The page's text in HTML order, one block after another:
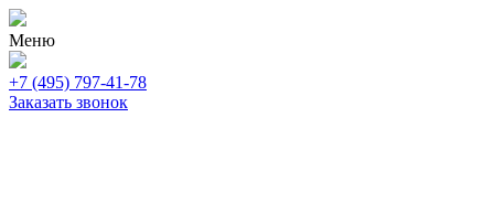
Меню
+7 (495) 797-41-78
Заказать звонок